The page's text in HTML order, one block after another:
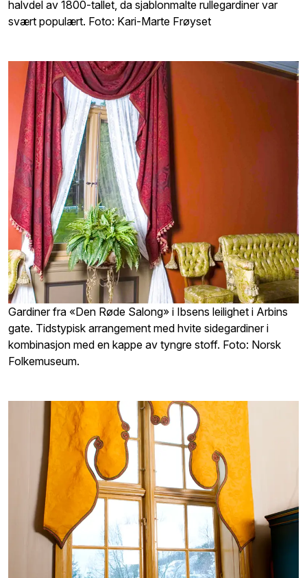
halvdel av 1800-tallet, da sjablonmalte rullegardiner var
svært populært. Foto: Kari-Marte Frøyset
Gardiner fra «Den Røde Salong» i Ibsens leilighet i Arbins
gate. Tidstypisk arrangement med hvite sidegardiner i
kombinasjon med en kappe av tyngre stoff. Foto: Norsk
Folkemuseum.